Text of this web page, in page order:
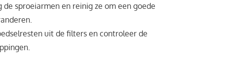
sproeiarmen en reinig ze om een goede
uit de filters en controleer de